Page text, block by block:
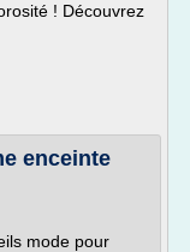
! Découvrez
enceinte
mode pour